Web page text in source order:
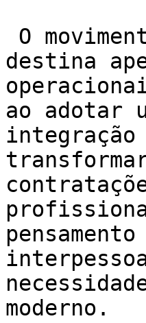
destina
ao adotar
moderno.